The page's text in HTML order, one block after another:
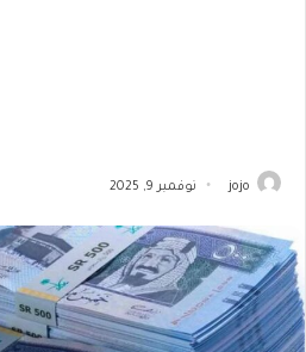
jojo نوفمبر 9, 2025